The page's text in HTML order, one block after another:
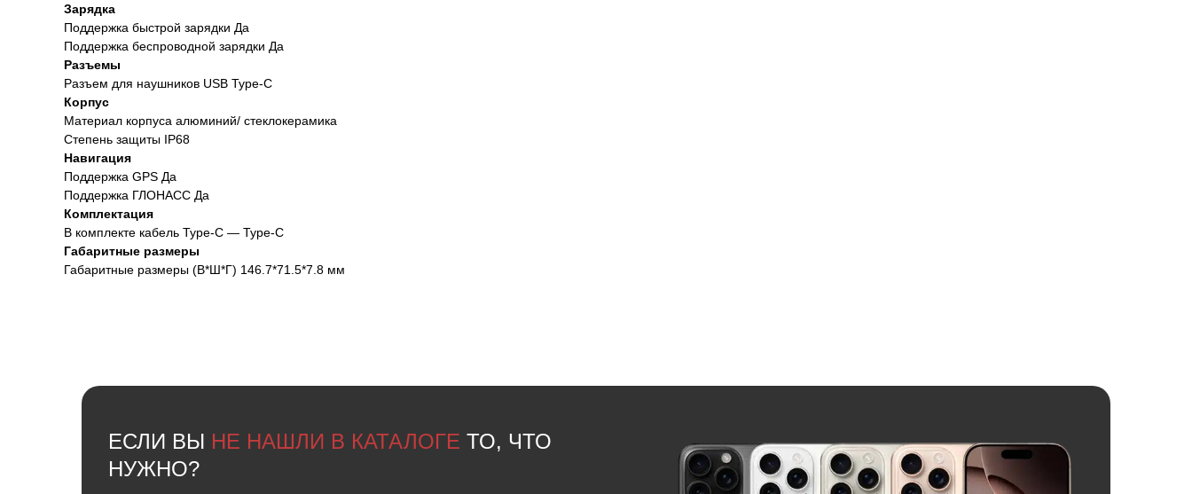
Зарядка
Поддержка быстрой зарядки Да
Поддержка беспроводной зарядки Да
Разъемы
Разъем для наушников USB Type-C
Корпус
Материал корпуса алюминий/ стеклокерамика
Степень защиты IP68
Навигация
Поддержка GPS Да
Поддержка ГЛОНАСС Да
Комплектация
В комплекте кабель Type-C — Type-C
Габаритные размеры
Габаритные размеры (В*Ш*Г) 146.7*71.5*7.8 мм
ЕСЛИ ВЫ НЕ НАШЛИ В КАТАЛОГЕ ТО, ЧТО
НУЖНО?